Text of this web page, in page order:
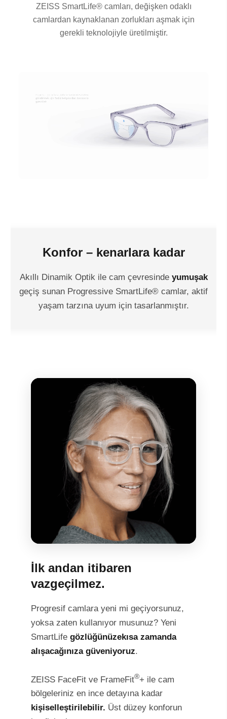
ZEISS SmartLife® camları, değişken odaklı
camlardan kaynaklanan zorlukları aşmak için
gerekli teknolojiyle üretilmiştir.
Konfor – kenarlara kadar
Akıllı Dinamik Optik ile cam çevresinde yumuşak
geçiş sunan Progressive SmartLife® camlar, aktif
yaşam tarzına uyum için tasarlanmıştır.
İlk andan itibaren
vazgeçilmez.
Progresif camlara yeni mi geçiyorsunuz,
yoksa zaten kullanıyor musunuz? Yeni
SmartLife gözlüğünüzekısa zamanda
alışacağınıza güveniyoruz.
ZEISS FaceFit ve FrameFit®+ ile cam
bölgeleriniz en ince detayına kadar
kişiselleştirilebilir. Üst düzey konforun